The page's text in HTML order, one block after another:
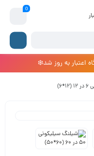
0
به روز شد❄️